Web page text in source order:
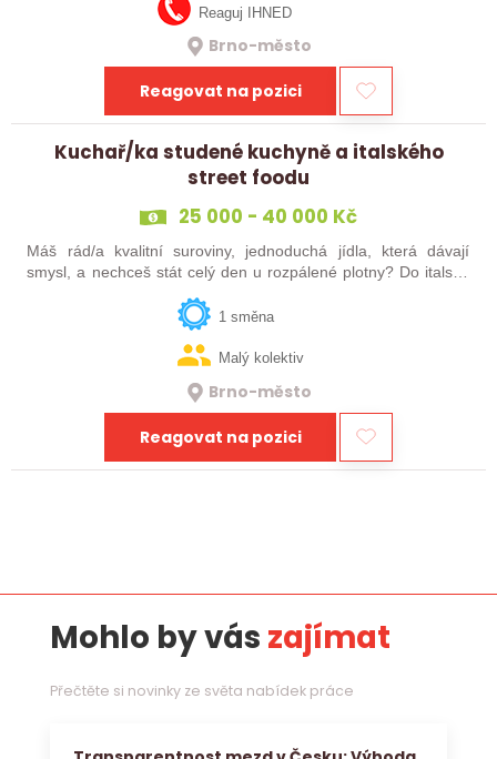
Reaguj IHNED
Brno-město
Reagovat na pozici
Kuchař/ka studené kuchyně a italského
street foodu
25 000 - 40 000 Kč
Máš rád/a kvalitní suroviny, jednoduchá jídla, která dávají
smysl, a nechceš stát celý den u rozpálené plotny? Do italské
1 směna
Malý kolektiv
Brno-město
Reagovat na pozici
Mohlo by vás zajímat
Přečtěte si novinky ze světa nabídek práce